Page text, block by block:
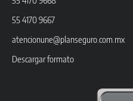
55 4170 9667
atencionune@planseguro.com.mx
Descargar formato